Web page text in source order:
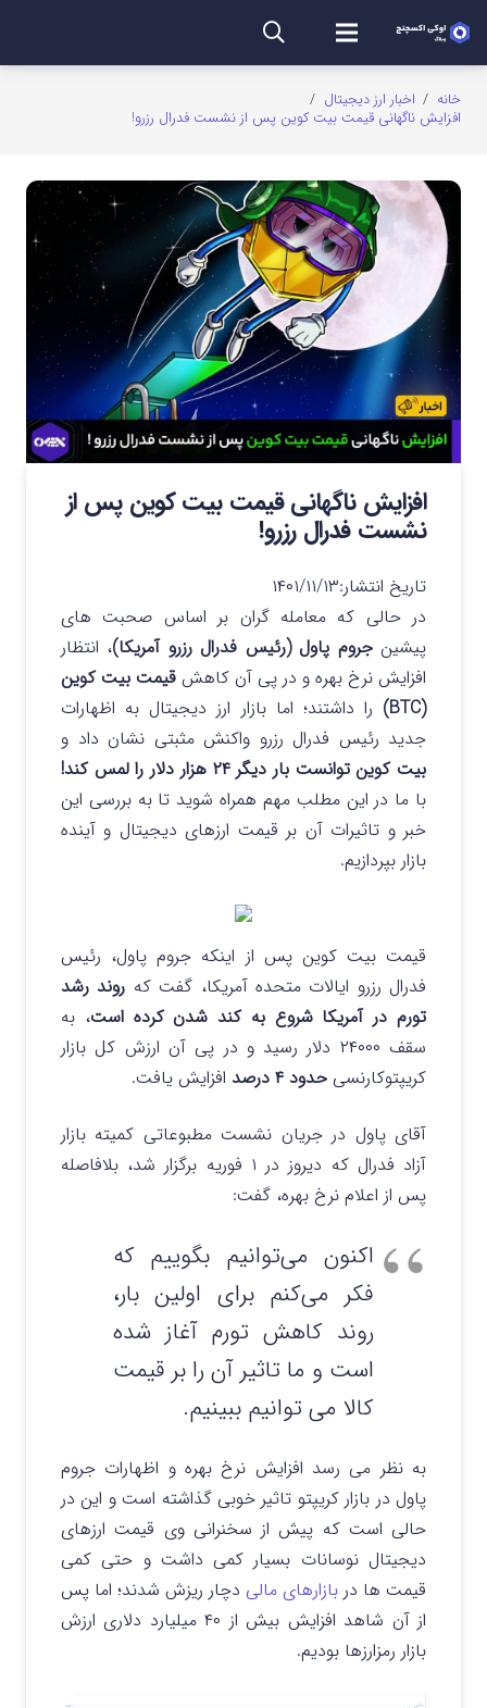
خانه / اخبار ارز دیجیتال /
افزایش ناگهانی قیمت بیت کوین پس از نشست فدرال رزرو!
افزایش ناگهانی قیمت بیت کوین پس از
نشست فدرال رزرو!
تاریخ انتشار:۱۴۰۱/۱۱/۱۳
در حالی که معامله گران بر اساس صحبت های
پیشینجروم پاول (رئیس فدرال رزرو آمریکا)، انتظار
افزایش نرخ بهره و در پی آن کاهش قیمت بیت کوین
(BTC)
را داشتند؛ اما بازار ارز دیجیتال به اظهارات
جدید رئیس فدرال رزرو واکنش مثبتی نشان داد و
بیت کوین توانست بار دیگر ۲۴ هزار دلار را لمس کند!
با ما در این مطلب مهم همراه شوید تا به بررسی این
خبر و تاثیرات آن بر قیمت ارزهای دیجیتال و آینده
بازار بپردازیم.
قیمت بیت کوین پس از اینکه جروم پاول، رئیس
فدرال رزرو ایالات متحده آمریکا، گفت که روند رشد
تورم در آمریکا شروع به کند شدن کرده است، به
سقف ۲۴۰۰۰ دلار رسید و در پی آن ارزش کل بازار
کریپتوکارنسی حدود ۴ درصد افزایش یافت.
آقای پاول در جریان نشست مطبوعاتی کمیته بازار
آزاد فدرال که دیروز در ۱ فوریه برگزار شد، بلافاصله
پس از اعلام نرخ بهره، گفت:
اکنون می‌توانیم بگوییم که
فکر می‌کنم برای اولین بار،
روند کاهش تورم آغاز شده
است و ما تاثیر آن را بر قیمت
کالا می توانیم ببینیم.
به نظر می رسد افزایش نرخ بهره و اظهارات جروم
پاول در بازار کریپتو تاثیر خوبی گذاشته است و این در
حالی است که پیش از سخنرانی وی قیمت ارزهای
دیجیتال نوسانات بسیار کمی داشت و حتی کمی
قیمت ها در بازارهای مالی دچار ریزش شدند؛ اما پس
از آن شاهد افزایش بیش از ۴۰ میلیارد دلاری ارزش
بازار رمزارزها بودیم.